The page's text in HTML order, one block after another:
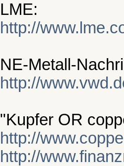
LME:
http://
NE-Metall-
http://
"Kupfer OR
http://
http://